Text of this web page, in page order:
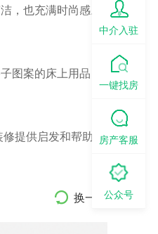
，也充满时尚感。
图案的床上用品，
提供启发和帮助。
换一批
中介入驻
一键找房
房产客服
公众号